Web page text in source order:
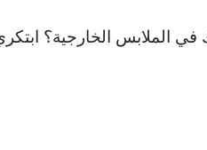
الملابس الخارجية؟